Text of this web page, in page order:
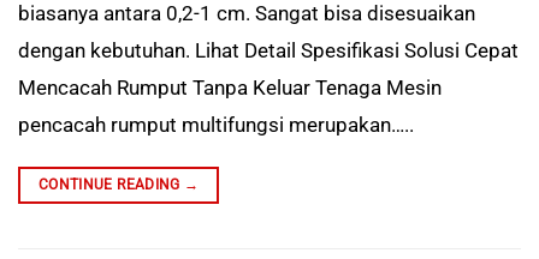
biasanya antara 0,2-1 cm. Sangat bisa disesuaikan
dengan kebutuhan. Lihat Detail Spesifikasi Solusi Cepat
Mencacah Rumput Tanpa Keluar Tenaga Mesin
pencacah rumput multifungsi merupakan…..
CONTINUE READING →